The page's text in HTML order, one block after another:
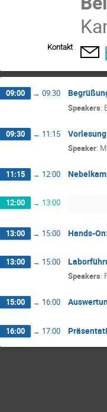
Kontakt
09:00 → 09:30
Speakers:
09:30 → 11:15
Speaker:
11:15 → 12:00
12:00 → 13:00
13:00 → 15:00 Hands-
13:00 → 15:00
Speakers:
15:00 → 16:00
16:00 → 17:00